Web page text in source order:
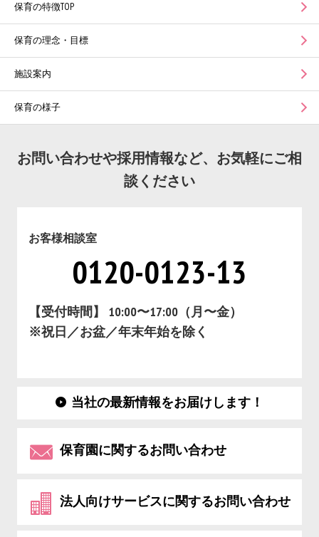
保育の特徴TOP
保育の理念・目標
施設案内
保育の様子
お問い合わせや採用情報など、お気軽にご相
談ください
お客様相談室
0120-0123-13
【受付時間】 10:00〜17:00（月〜金）
※祝日／お盆／年末年始を除く
当社の最新情報をお届けします！
保育園に関するお問い合わせ
法人向けサービスに関するお問い合わせ